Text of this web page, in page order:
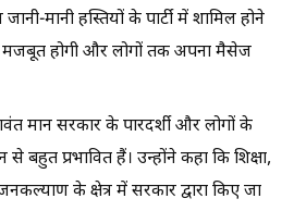
मानी हस्तियों के पार्टी में शामिल होने
मजबूत होगी और लोगों तक अपना मैसेज
मान सरकार के पारदर्शी और लोगों के
बहुत प्रभावित हैं। उन्होंने कहा कि शिक्षा,
के क्षेत्र में सरकार द्वारा किए जा